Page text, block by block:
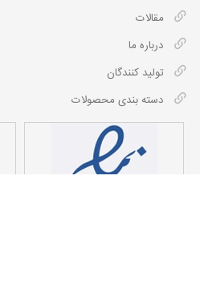
مقالات
درباره ما
تولید کنندگان
دسته بندی محصولات